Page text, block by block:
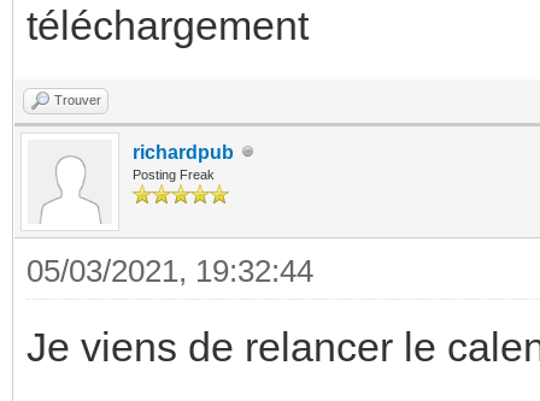
téléchargement
Trouver
richardpub
Posting Freak
05/03/2021, 19:32:44
Je viens de relancer le